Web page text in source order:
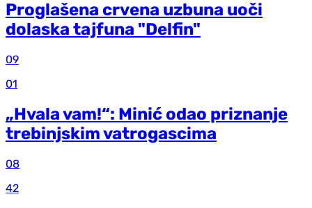
Proglašena crvena uzbuna uoči
dolaska tajfuna "Delfin"
09
01
„Hvala vam!“: Minić odao priznanje
trebinjskim vatrogascima
08
42